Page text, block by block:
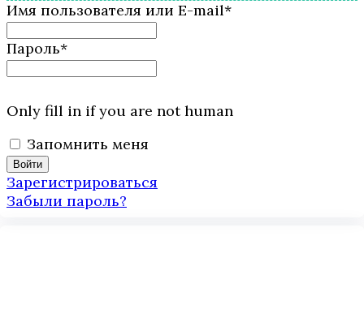
Имя пользователя или E-mail*
Пароль*
Only fill in if you are not human
Запомнить меня
Зарегистрироваться
Забыли пароль?